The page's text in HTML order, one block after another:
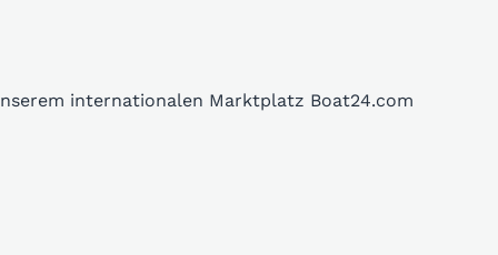
internationalen Marktplatz Boat24.com